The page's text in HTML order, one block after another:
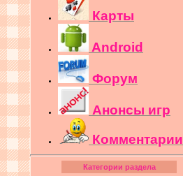
Карты
Android
Форум
Анонсы игр
Комментарии
Категории раздела